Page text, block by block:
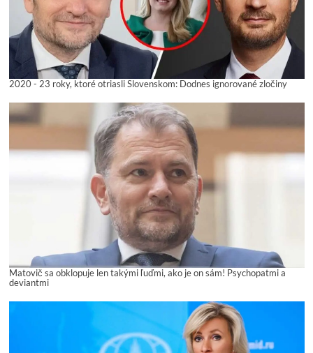
2020 - 23 roky, ktoré otriasli Slovenskom: Dodnes ignorované zločiny
Matovič sa obklopuje len takými ľuďmi, ako je on sám! Psychopatmi a
deviantmi